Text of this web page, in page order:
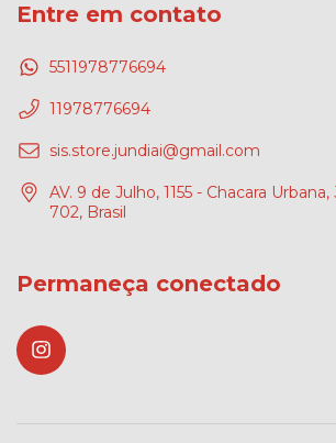
Entre em contato
5511978776694
11978776694
sis.store.jundiai@gmail.com
AV. 9 de Julho, 1155 - Chacara
702, Brasil
Permaneça conectado